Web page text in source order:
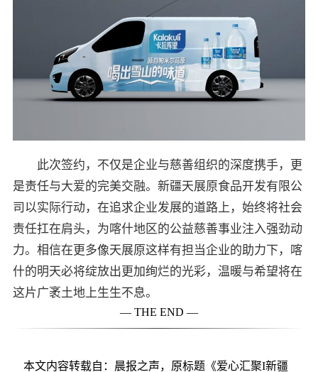
此次签约，不仅是企业与慈善组织的深度携手，更
是责任与大爱的完美交融。新疆天展原食品开发有限公
司以实际行动，在追求企业发展的道路上，始终将社会
责任扛在肩头，为喀什地区的公益慈善事业注入强劲动
力。相信在更多像天展原这样有担当企业的助力下，喀
什的明天必将绽放出更加绚烂的光彩，温暖与希望将在
这片广袤土地上生生不息。
— THE END —
本文内容转载自：晨报之声，原标题《爱心汇聚I新疆